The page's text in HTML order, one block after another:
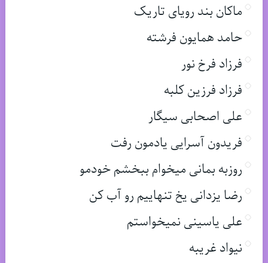
ماکان بند رویای تاریک
حامد همایون فرشته
فرزاد فرخ نور
فرزاد فرزین کلبه
علی اصحابی سیگار
فریدون آسرایی یادمون رفت
روزبه بمانی میخوام ببخشم خودمو
رضا یزدانی یخ تنهاییم رو آب کن
علی یاسینی نمیخواستم
نیواد غریبه